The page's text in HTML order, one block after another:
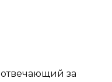
за